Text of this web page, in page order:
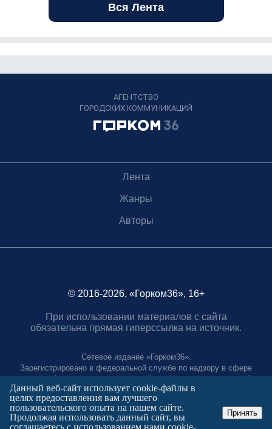
Вся Лента
АГЕНТСТВО
ГОРОДСКИХ КОММУНИКАЦИЙ
Лента
Жанры
Авторы
© 2016-2026, «Горком36», 16+
При использовании материалов с сайта
обязательна прямая гиперссылка на источник.
Сетевое издание «Горком36».
Зарегистрировано в федеральной службе по надзору в сфере
связи, информационных технологий и массовых коммуникаций.
Регистрационный номер ЭЛ № ФС77-88966 от 21 января 2025 г.
Учредитель: Муниципальное автономное учреждение "Агентство
городских коммуникаций"
Главный редактор:
Данный веб-сайт использует cookie-файлы в
целях предоставления вам лучшего
пользовательского опыта на нашем сайте.
Продолжая использовать данный сайт, вы
соглашаетесь с использованием нами cookie-
Принять